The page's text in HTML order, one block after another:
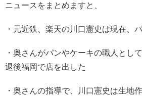
ニュースをまとめますと、
・元近鉄、楽天の川口憲史は現在、
・奥さんがパンやケーキの職人とし
退後福岡で店を出した
・奥さんの指導で、 川口憲史は生地